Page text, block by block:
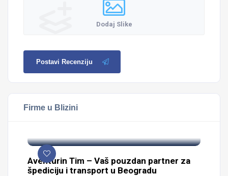
Dodaj Slike
Postavi Recenziju
Firme u Blizini
Aventurin Tim – Vaš pouzdan partner za
špediciju i transport u Beogradu